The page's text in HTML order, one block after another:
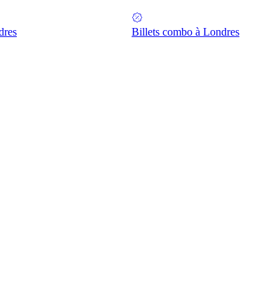
Billets combo à Londres